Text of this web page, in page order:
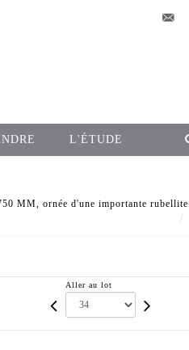
L'ÉTUDE
MM, ornée d'une importante
Aller au lot